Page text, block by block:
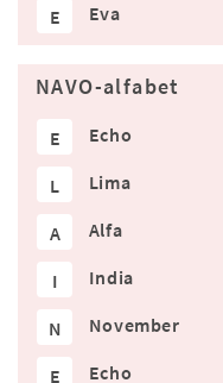
E Eva
NAVO-alfabet
E Echo
L Lima
A Alfa
I India
N November
E Echo